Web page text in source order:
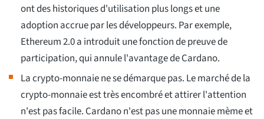
ont des historiques d'utilisation plus longs et une
adoption accrue par les développeurs. Par exemple,
Ethereum 2.0 a introduit une fonction de preuve de
participation, qui annule l'avantage de Cardano.
La crypto-monnaie ne se démarque pas. Le marché de la
crypto-monnaie est très encombré et attirer l'attention
n'est pas facile. Cardano n'est pas une monnaie mème et